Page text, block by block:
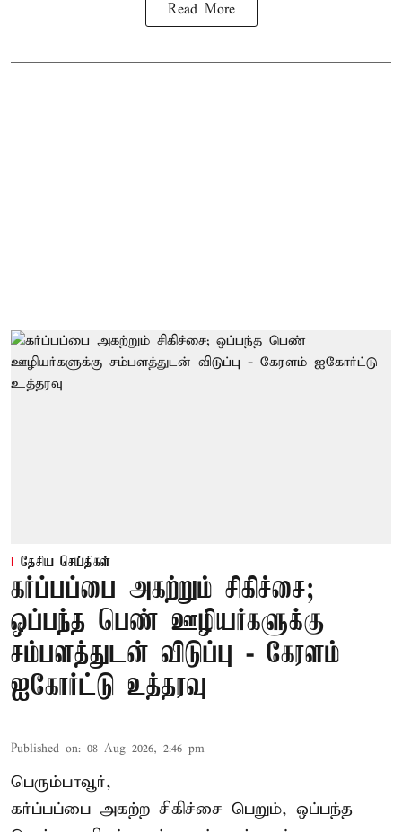
Read More
தேசிய செய்திகள்
கர்ப்பப்பை அகற்றும் சிகிச்சை;
ஒப்பந்த பெண் ஊழியர்களுக்கு
சம்பளத்துடன் விடுப்பு - கேரளம்
ஐகோர்ட்டு உத்தரவு
Published on: 08 Aug 2026, 2:46 pm
பெரும்பாவூர்,
கர்ப்பப்பை அகற்ற சிகிச்சை பெறும், ஒப்பந்த